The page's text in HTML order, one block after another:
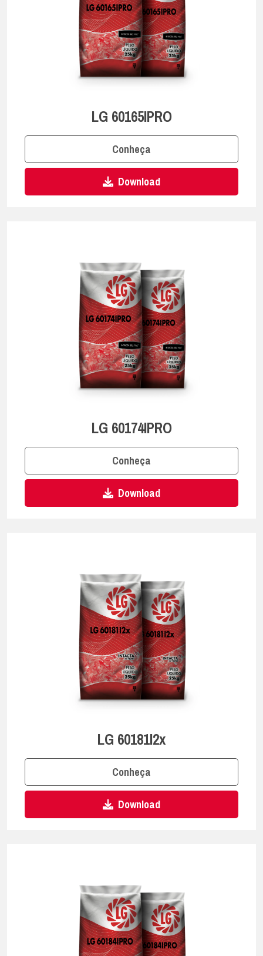
LG 60165IPRO
Conheça
Download
LG 60174IPRO
Conheça
Download
LG 60181I2x
Conheça
Download